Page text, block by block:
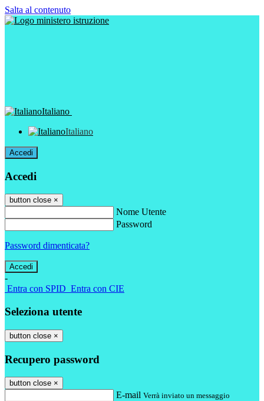
Salta al contenuto
Italiano
Italiano
Accedi
Accedi
button close ×
Nome Utente
Password
Password dimenticata?
-
Entra con SPID Entra con CIE
Seleziona utente
button close ×
Recupero password
button close ×
E-mail Verrà inviato un messaggio